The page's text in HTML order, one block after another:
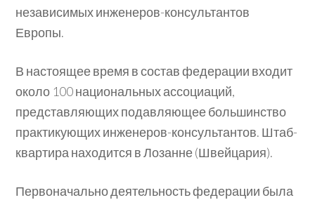
независимых инженеров-консультантов
Европы.
В настоящее время в состав федерации входит
около 100 национальных ассоциаций,
представляющих подавляющее большинство
практикующих инженеров-консультантов. Штаб-
квартира находится в Лозанне (Швейцария).
Первоначально деятельность федерации была